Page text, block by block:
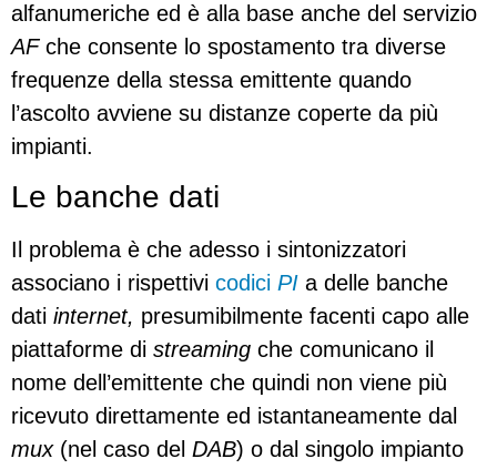
alfanumeriche ed è alla base anche del servizio
AFche consente lo spostamento tra diverse
frequenze della stessa emittente quando
l’ascolto avviene su distanze coperte da più
impianti.
Le banche dati
Il problema è che adesso i sintonizzatori
associano i rispettivi codici PI a delle banche
dati internet, presumibilmente facenti capo alle
piattaforme di streaming che comunicano il
nome dell’emittente che quindi non viene più
ricevuto direttamente ed istantaneamente dal
mux(nel caso del DAB) o dal singolo impianto